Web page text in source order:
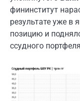
фининститут
результате уже в
позицию и
ссудного